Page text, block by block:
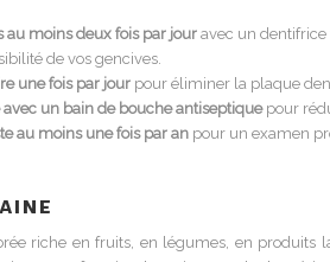
au moins deux fois par jour avec un dentifrice
de vos gencives.
une fois par jour pour éliminer la plaque
un bain de bouche antiseptique pour
au moins une fois par an pour un examen
riche en fruits, en légumes, en